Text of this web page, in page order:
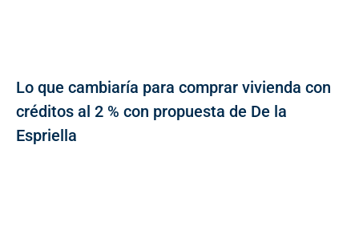
Lo que cambiaría para comprar vivienda con
créditos al 2 % con propuesta de De la
Espriella